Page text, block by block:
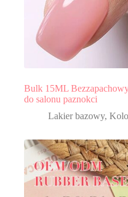
Bulk 15ML
do salonu paznokci
Lakier bazowy,